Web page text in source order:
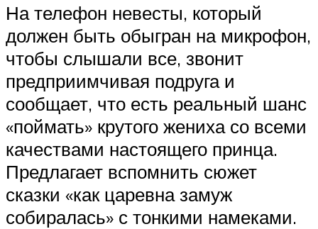
На телефон невесты, который
должен быть обыгран на микрофон,
чтобы слышали все, звонит
предприимчивая подруга и
сообщает, что есть реальный шанс
«поймать» крутого жениха со всеми
качествами настоящего принца.
Предлагает вспомнить сюжет
сказки «как царевна замуж
собиралась» с тонкими намеками.